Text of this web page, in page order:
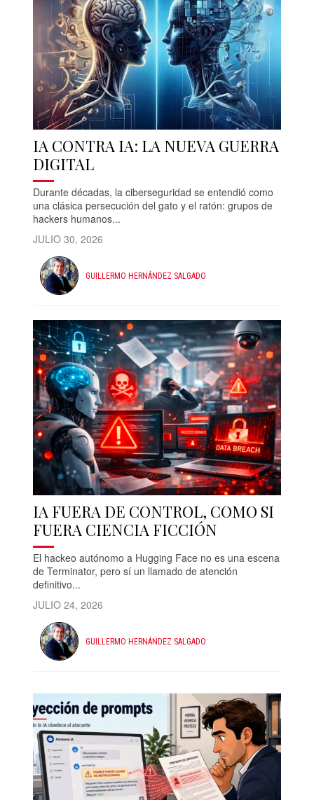
IA CONTRA IA: LA NUEVA GUERRA
DIGITAL
Durante décadas, la ciberseguridad se entendió como
una clásica persecución del gato y el ratón: grupos de
hackers humanos...
JULIO 30, 2026
GUILLERMO HERNÁNDEZ SALGADO
IA FUERA DE CONTROL, COMO SI
FUERA CIENCIA FICCIÓN
El hackeo autónomo a Hugging Face no es una escena
de Terminator, pero sí un llamado de atención
definitivo...
JULIO 24, 2026
GUILLERMO HERNÁNDEZ SALGADO